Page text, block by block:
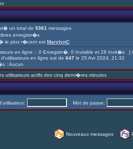
un total de 5361 messages
enregistr�s
le plus r�cent est MarylynC
en ligne :: 0 Enregistr�, 0 Invisible et 28 Invit�s [
en ligne est de 647 le 25 Avr 2024, 21:32
: Aucun
utilisateurs actifs des cinq derni�res minutes
Mot de passe:
Nouveaux messages